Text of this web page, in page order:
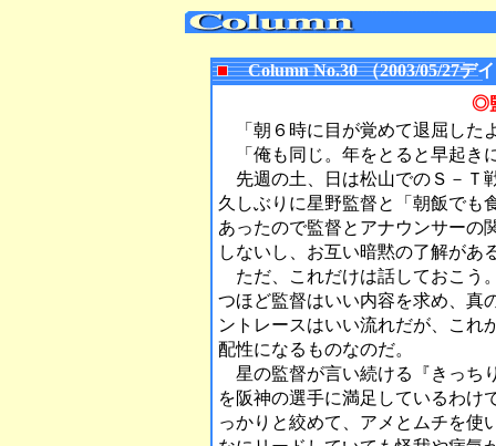
Column No.30 （2003/05/27デ
◎
「朝６時に目が覚めて退屈した
「俺も同じ。年をとると早起き
先週の土、日は松山でのＳ－Ｔ
久しぶりに星野監督と「朝飯でも
あったので監督とアナウンサーの
しないし、お互い暗黙の了解があ
ただ、これだけは話しておこう
つほど監督はいい内容を求め、真
ントレースはいい流れだが、これ
配性になるものなのだ。
星の監督が言い続ける『きっち
を阪神の選手に満足しているわけ
っかりと絞めて、アメとムチを